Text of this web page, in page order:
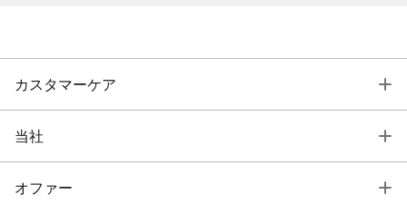
カスタマーケア
当社
オファー